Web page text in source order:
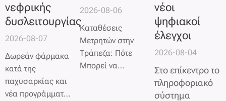
νεφρικής
δυσλειτουργίας
2026-08-07
Δωρεάν φάρμακα
κατά της
παχυσαρκίας και
νέα προγράμματα
2026-08-06
Καταθέσεις
Μετρητών στην
Τράπεζα: Πότε
Μπορεί να
νέοι
ψηφιακοί
έλεγχοι
2026-08-04
Στο επίκεντρο το
πληροφοριακό
σύστημα